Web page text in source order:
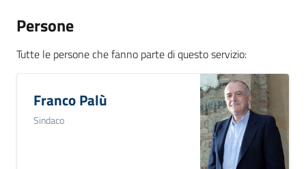
Persone
Tutte le persone che fanno parte di questo servizio:
Franco Palù
Sindaco